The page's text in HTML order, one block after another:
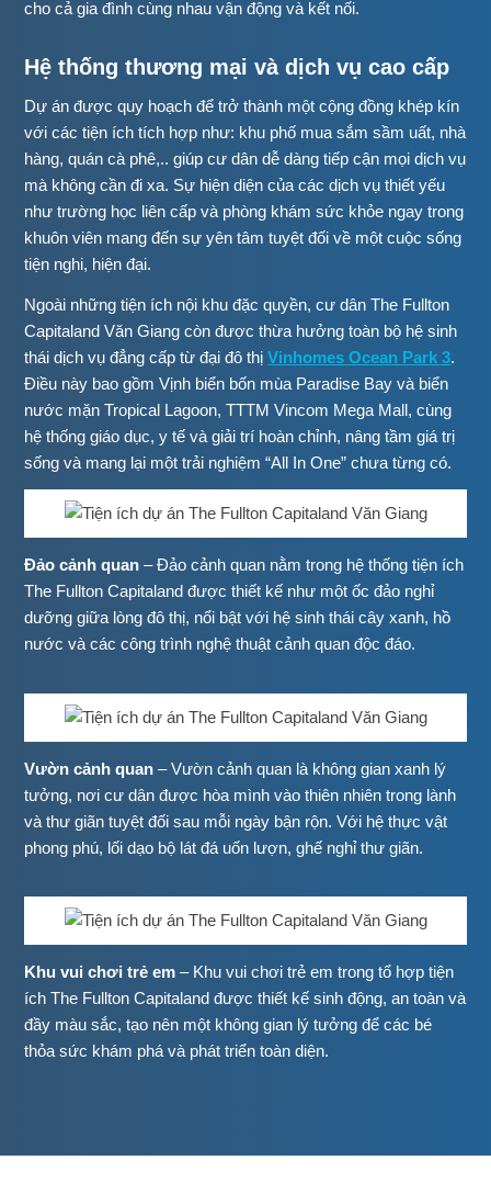
cho cả gia đình cùng nhau vận động và kết nối.
Hệ thống thương mại và dịch vụ cao cấp
Dự án được quy hoạch để trở thành một cộng đồng khép kín
với các tiện ích tích hợp như: khu phố mua sắm sầm uất, nhà
hàng, quán cà phê,.. giúp cư dân dễ dàng tiếp cận mọi dịch vụ
mà không cần đi xa. Sự hiện diện của các dịch vụ thiết yếu
như trường học liên cấp và phòng khám sức khỏe ngay trong
khuôn viên mang đến sự yên tâm tuyệt đối về một cuộc sống
tiện nghi, hiện đại.
Ngoài những tiện ích nội khu đặc quyền, cư dân The Fullton
Capitaland Văn Giang còn được thừa hưởng toàn bộ hệ sinh
thái dịch vụ đẳng cấp từ đại đô thịVinhomes Ocean Park 3.
Điều này bao gồm Vịnh biển bốn mùa Paradise Bay và biển
nước mặn Tropical Lagoon, TTTM Vincom Mega Mall, cùng
hệ thống giáo dục, y tế và giải trí hoàn chỉnh, nâng tầm giá trị
sống và mang lại một trải nghiệm “All In One” chưa từng có.
Đảo cảnh quan – Đảo cảnh quan nằm trong hệ thống tiện ích
The Fullton Capitaland được thiết kế như một ốc đảo nghỉ
dưỡng giữa lòng đô thị, nổi bật với hệ sinh thái cây xanh, hồ
nước và các công trình nghệ thuật cảnh quan độc đáo.
Vườn cảnh quan – Vườn cảnh quan là không gian xanh lý
tưởng, nơi cư dân được hòa mình vào thiên nhiên trong lành
và thư giãn tuyệt đối sau mỗi ngày bận rộn. Với hệ thực vật
phong phú, lối dạo bộ lát đá uốn lượn, ghế nghỉ thư giãn.
Khu vui chơi trẻ em – Khu vui chơi trẻ em trong tổ hợp tiện
ích The Fullton Capitaland được thiết kế sinh động, an toàn và
đầy màu sắc, tạo nên một không gian lý tưởng để các bé
thỏa sức khám phá và phát triển toàn diện.